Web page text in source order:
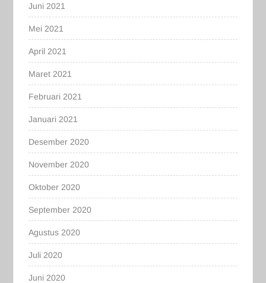
Juni 2021
Mei 2021
April 2021
Maret 2021
Februari 2021
Januari 2021
Desember 2020
November 2020
Oktober 2020
September 2020
Agustus 2020
Juli 2020
Juni 2020